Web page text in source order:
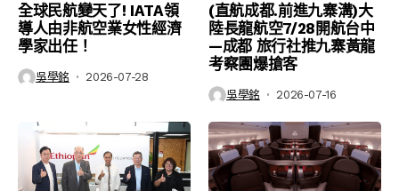
全球民航變天了! IATA領
導人由非航空業女性經濟
學家出任！
吳學銘 2026-07-28
(直航成都.前進九寨溝)大
陸長龍航空7/28開航台中
—成都 旅行社推九寨黃龍
考察團爆搶客
吳學銘 2026-07-16